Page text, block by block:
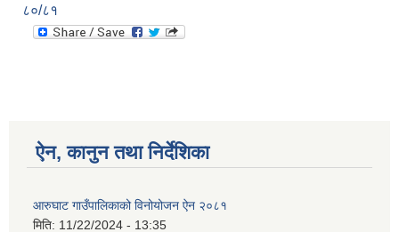
८०/८१
ऐन, कानुन तथा निर्देशिका
आरुघाट गाउँपालिकाको विनोयोजन ऐन २०८१
मिति: 11/22/2024 - 13:35